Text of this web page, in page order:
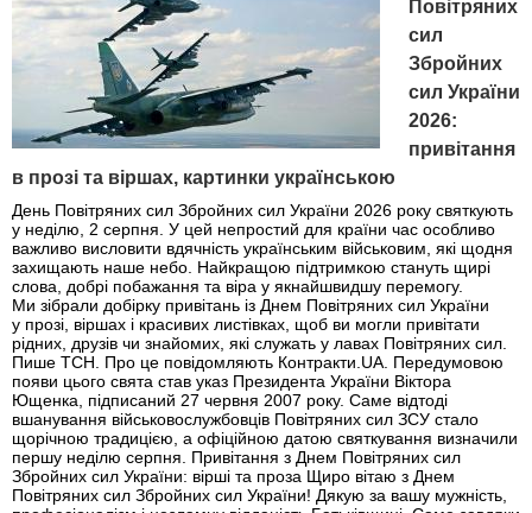
Повітряних
сил
Збройних
сил України
2026:
привітання
в прозі та віршах, картинки українською
День Повітряних сил Збройних сил України 2026 року святкують
у неділю, 2 серпня. У цей непростий для країни час особливо
важливо висловити вдячність українським військовим, які щодня
захищають наше небо. Найкращою підтримкою стануть щирі
слова, добрі побажання та віра у якнайшвидшу перемогу.
Ми зібрали добірку привітань із Днем Повітряних сил України
у прозі, віршах і красивих листівках, щоб ви могли привітати
рідних, друзів чи знайомих, які служать у лавах Повітряних сил.
Пише ТСН. Про це повідомляють Контракти.UA. Передумовою
появи цього свята став указ Президента України Віктора
Ющенка, підписаний 27 червня 2007 року. Саме відтоді
вшанування військовослужбовців Повітряних сил ЗСУ стало
щорічною традицією, а офіційною датою святкування визначили
першу неділю серпня. Привітання з Днем Повітряних сил
Збройних сил України: вірші та проза Щиро вітаю з Днем
Повітряних сил Збройних сил України! Дякую за вашу мужність,